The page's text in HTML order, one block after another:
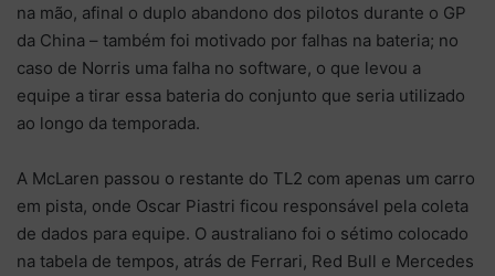
na mão, afinal o duplo abandono dos pilotos durante o GP
da China – também foi motivado por falhas na bateria; no
caso de Norris uma falha no software, o que levou a
equipe a tirar essa bateria do conjunto que seria utilizado
ao longo da temporada.
A McLaren passou o restante do TL2 com apenas um carro
em pista, onde Oscar Piastri ficou responsável pela coleta
de dados para equipe. O australiano foi o sétimo colocado
na tabela de tempos, atrás de Ferrari, Red Bull e Mercedes